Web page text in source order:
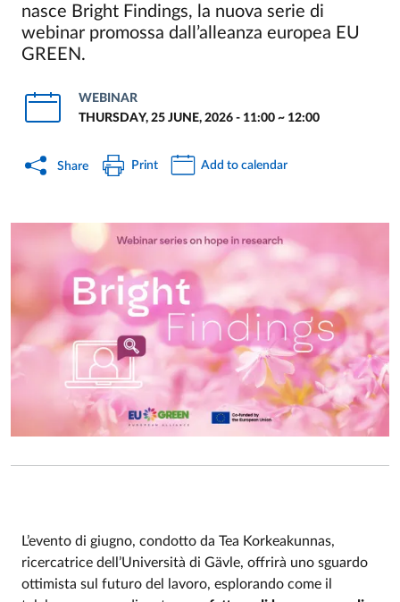
nasce Bright Findings, la nuova serie di
webinar promossa dall’alleanza europea EU
GREEN.
WEBINAR
THURSDAY, 25 JUNE, 2026 - 11:00 ~ 12:00
Share Print Add to calendar
Event description
L’evento di giugno, condotto da Tea Korkeakunnas,
ricercatrice dell’Università di Gävle, offrirà uno sguardo
ottimista sul futuro del lavoro, esplorando come il